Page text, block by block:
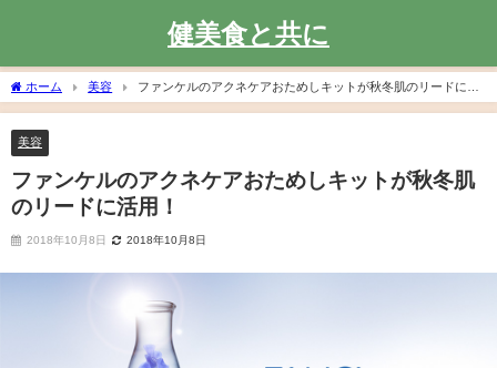
健美食と共に
ホーム 美容
ファンケルのアクネケアおためしキットが秋冬肌のリードに活
用！
美容
ファンケルのアクネケアおためしキットが秋冬肌
のリードに活用！
2018年10月8日 2018年10月8日